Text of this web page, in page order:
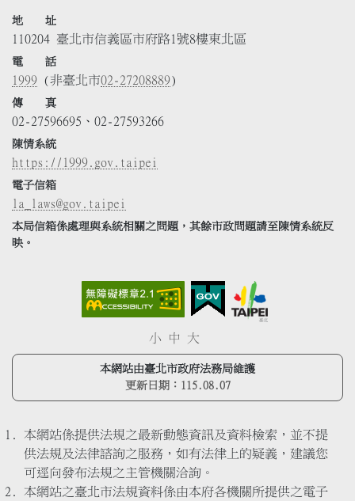
地 址
110204 臺北市信義區市府路1號8樓東北區
電 話
1999 (非臺北市02-27208889)
傳 真
02-27596695、02-27593266
陳情系統
https://1999.gov.taipei
電子信箱
la_laws@gov.taipei
本局信箱係處理與系統相關之問題，其餘市政問題請至陳情系統反
映。
小 中 大
本網站由臺北市政府法務局維護
更新日期： 115.08.07
本網站係提供法規之最新動態資訊及資料檢索，並不提
供法規及法律諮詢之服務，如有法律上的疑義，建議您
可逕向發布法規之主管機關洽詢。
本網站之臺北市法規資料係由本府各機關所提供之電子